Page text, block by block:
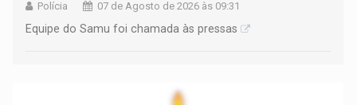
Polícia 07 de Agosto de 2026 às 09:31
Equipe do Samu foi chamada às pressas